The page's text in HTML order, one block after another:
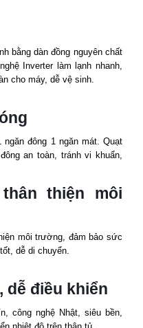
bằng dàn đồng nguyên chất
Inverter làm lạnh nhanh,
cho máy, dễ vệ sinh.
đông 1 ngăn mát. Quạt
an toàn, tránh vi khuẩn,
thiện môi
môi trường, đảm bảo sức
dễ di chuyển.
dễ điều khiển
công nghệ Nhật, siêu bền,